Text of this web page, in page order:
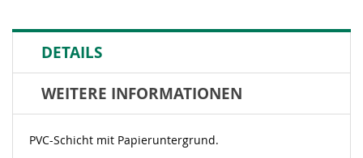
DETAILS
WEITERE INFORMATIONEN
PVC-Schicht mit Papieruntergrund.